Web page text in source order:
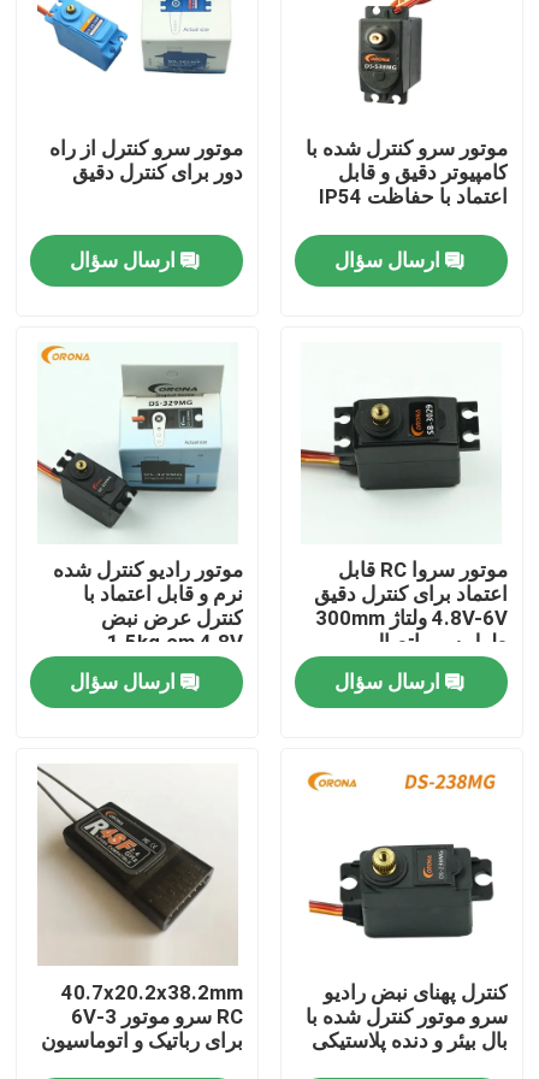
محصولات
تور کارخانه
کنترل کیفیت
سرو موتور RC
مینی سرو موتور
موتور سرو کنترل شده با
کامپیوتر دقیق و قابل
اعتماد با حفاظت IP54
ارسال سؤال
موتور سرو کنترل از راه
دور برای کنترل دقیق
ارسال سؤال
موتور سروا RC قابل
اعتماد برای کنترل دقیق
4.8V-6V ولتاژ 300mm
طول سیم اتصال
ارسال سؤال
موتور راديو کنترل شده
نرم و قابل اعتماد با
کنترل عرض نبض
1.5kg.cm 4.8V
ارسال سؤال
کنترل پهنای نبض رادیو
سرو موتور کنترل شده با
بال بیئر و دنده پلاستیکی
40.7x20.2x38.2mm
RC سرو موتور 3-6V
برای رباتیک و اتوماسیون